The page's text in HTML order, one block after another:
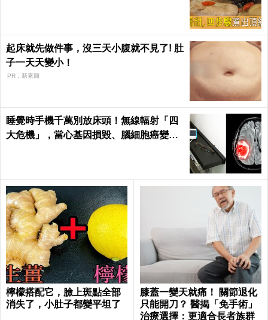
起床就先做件事，沒三天小腹就不見了! 肚
子一天天變小！
PR．新素簡
睡覺時手機千萬別放床頭！無線輻射「四
大危機」，當心基因損毀、腦細胞癌變！
檸檬搭配它，臉上斑點全部
消失了，小肚子都變平坦了
膝蓋一變天就痛！ 關節退化
只能開刀？ 醫揭「免手術」
治療選擇：更適合長者族群